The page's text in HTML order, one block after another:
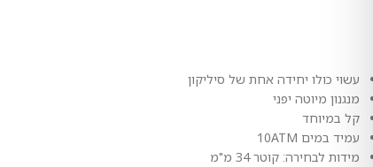
עשוי כולו יחידה אחת של סיליקון
מנגנון מיוטה יפני
קל במיוחד
עמיד במים 10ATM
מידות לבחירה: קוטר 34 מ"מ